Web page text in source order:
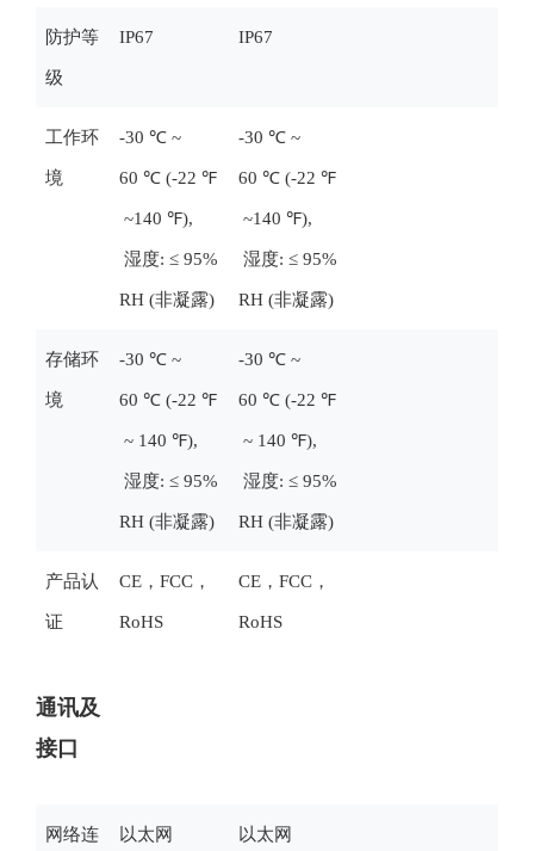
防护等
级
IP67 IP67
工作环
境
-30 ℃ ~
60 ℃ (-22 ℉
~140 ℉),
湿度: ≤ 95%
RH (非凝露)
-30 ℃ ~
60 ℃ (-22 ℉
~140 ℉),
湿度: ≤ 95%
RH (非凝露)
存储环
境
-30 ℃ ~
60 ℃ (-22 ℉
~ 140 ℉),
湿度: ≤ 95%
RH (非凝露)
-30 ℃ ~
60 ℃ (-22 ℉
~ 140 ℉),
湿度: ≤ 95%
RH (非凝露)
产品认
证
CE，FCC，
RoHS
CE，FCC，
RoHS
通讯及
接口
网络连 以太网 以太网